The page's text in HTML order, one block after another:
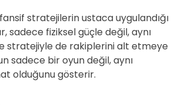
stratejilerin ustaca uygulandığı
sadece fiziksel güçle değil, aynı
stratejiyle de rakiplerini alt etmeye
sadece bir oyun değil, aynı
olduğunu gösterir.